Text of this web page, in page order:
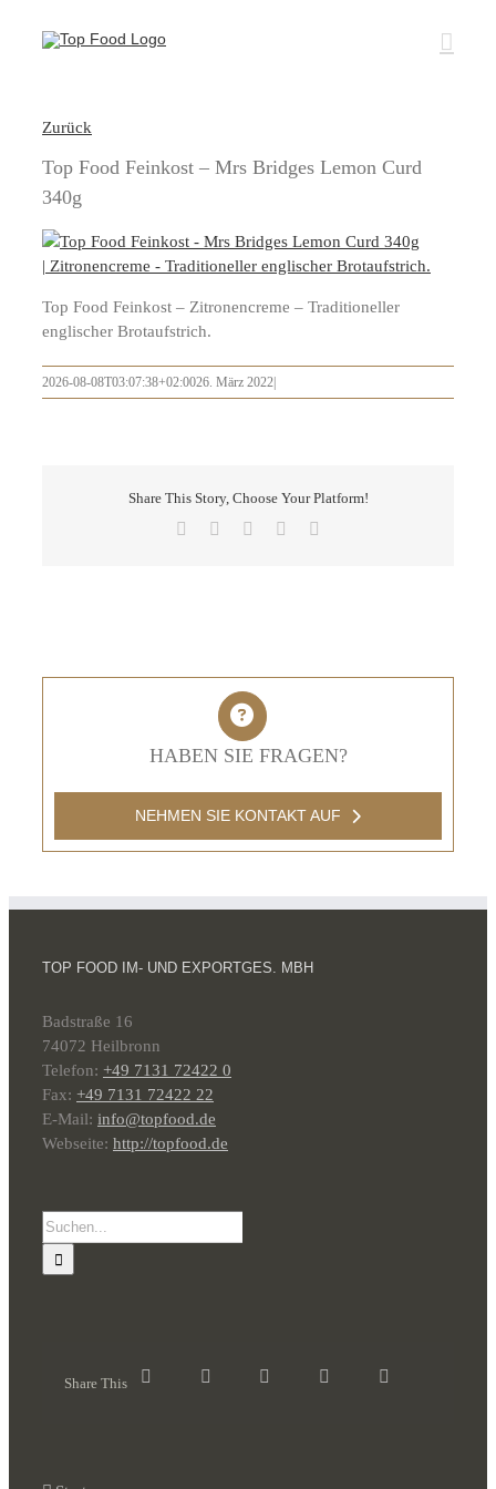
Inhalt
Zurück
Top Food Feinkost – Mrs Bridges Lemon Curd
340g
Top Food Feinkost – Zitronencreme – Traditioneller
englischer Brotaufstrich.
2026-08-08T03:07:38+02:0026. März 2022
Share This Story, Choose Your Platform!
Facebook LinkedInPinterest
HABEN SIE FRAGEN?
NEHMEN SIE KONTAKT AUF
TOP FOOD IM- UND EXPORTGES. MBH
Badstraße 16
74072 Heilbronn
Telefon: +49 7131 72422 0
Fax: +49 7131 72422 22
E-Mail: info@topfood.de
Webseite: http://topfood.de
Suche
nach:
Share This